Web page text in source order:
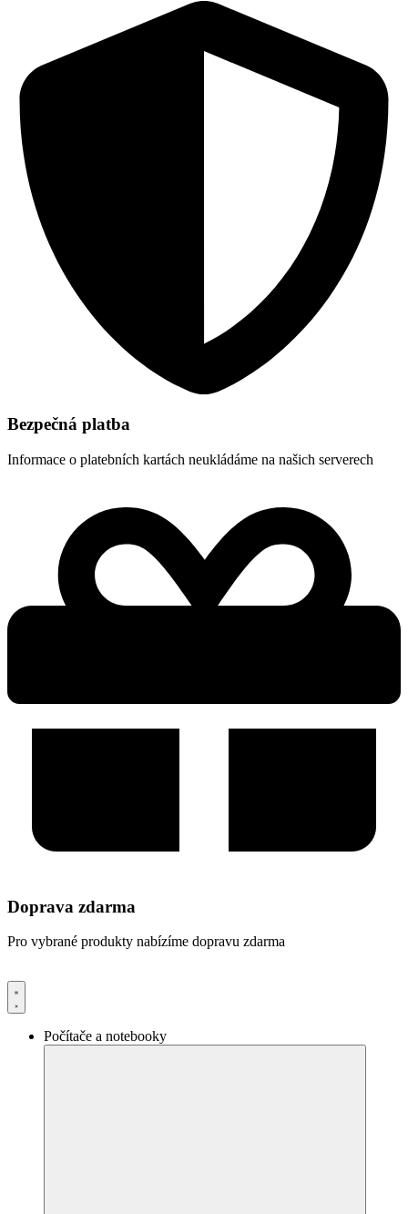
Bezpečná platba
Informace o platebních kartách neukládáme na našich serverech
Doprava zdarma
Pro vybrané produkty nabízíme dopravu zdarma
Počítače a notebooky